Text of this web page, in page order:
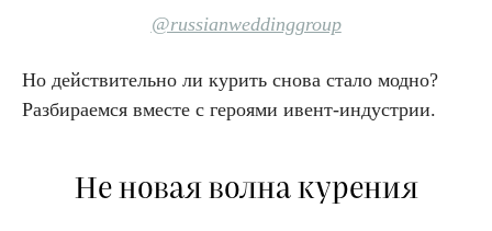
@russianweddinggroup
Но действительно ли курить снова стало модно?
Разбираемся вместе с героями ивент-индустрии.
Не новая волна курения